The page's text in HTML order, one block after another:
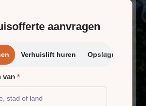
aanvragen
plannen Verhuislift huren
van *
➔